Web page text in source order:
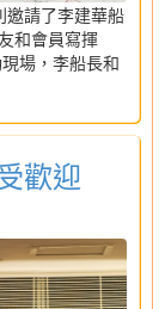
邀請了李建華船
和會員寫揮
場，李船長和
歡迎